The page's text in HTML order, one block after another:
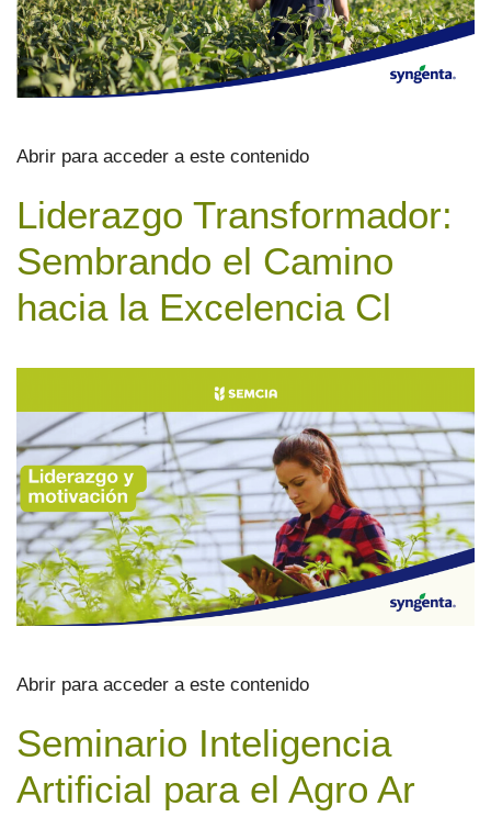
Abrir para acceder a este contenido
Liderazgo Transformador:
Sembrando el Camino
hacia la Excelencia Cl
Abrir para acceder a este contenido
Seminario Inteligencia
Artificial para el Agro Ar